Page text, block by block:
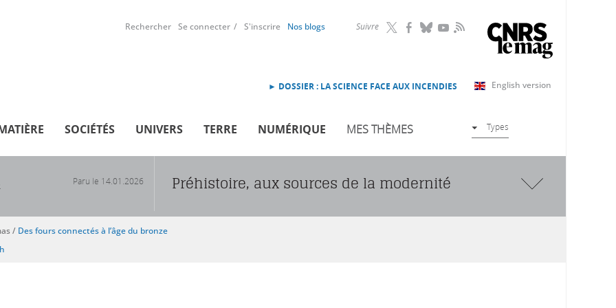
Suivre RSS
Rechercher Se connecter S'inscrire Nos blogs
English version
► DOSSIER : LA SCIENCE FACE AUX INCENDIES
SOCIÉTÉS UNIVERS TERRE NUMÉRIQUE MES THÈMES Types
Paru le 14.01.2026 Préhistoire, aux sources de la modernité
/ Des fours connectés à l’âge du bronze